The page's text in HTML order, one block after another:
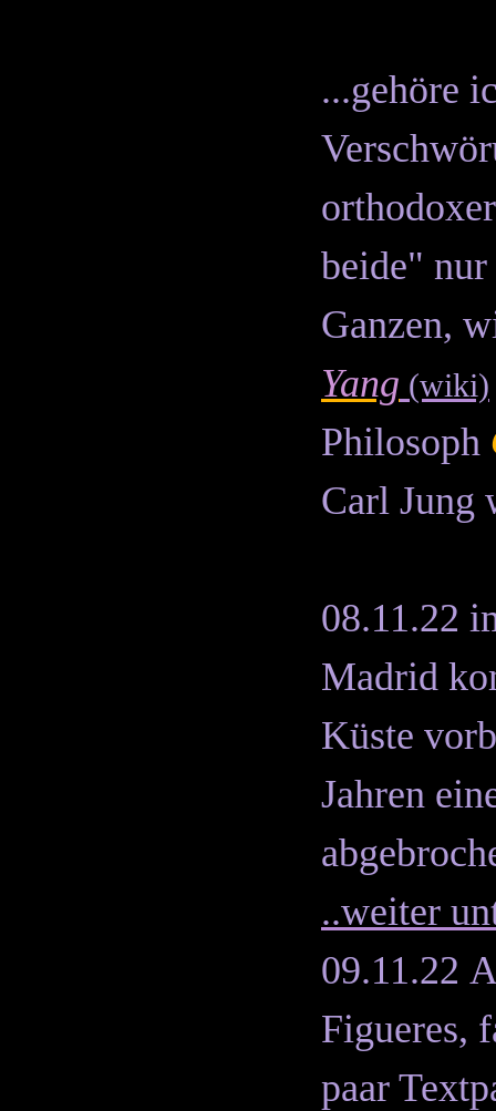
...gehöre
beide"
Ganzen,
Yang (wiki)
Philosoph
Carl Jung
08.11.22
Madrid
Küste
Jahren
..weiter
09.11.22
Figueres,
paar